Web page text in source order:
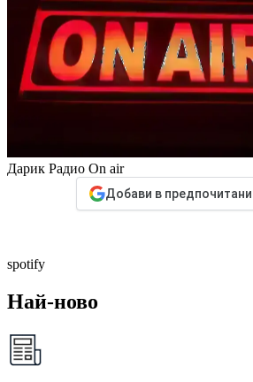
Дарик Радио On air
Добави в
spotify
Най-ново